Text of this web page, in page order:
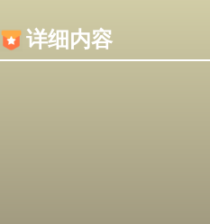
详细内容